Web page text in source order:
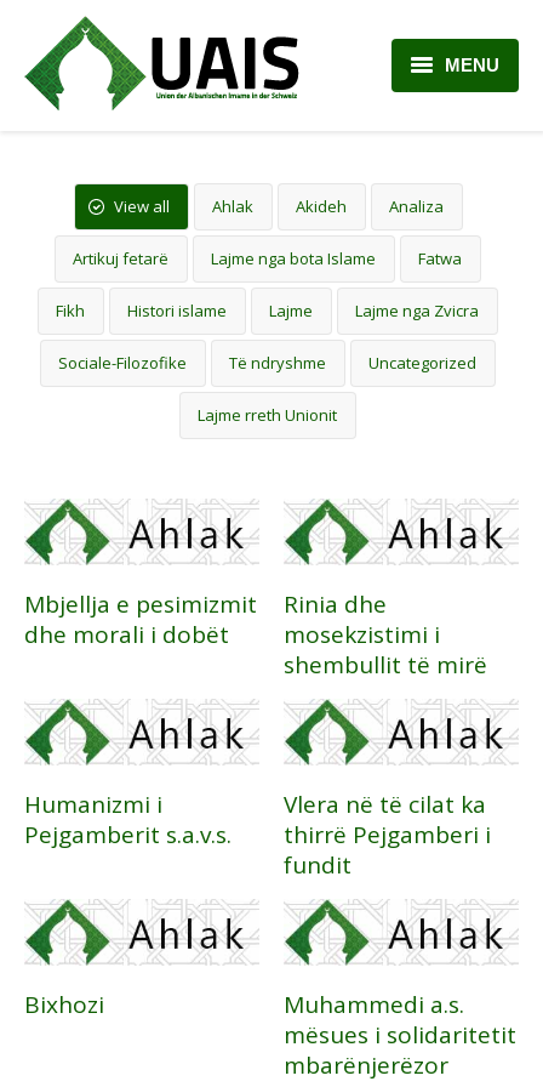
MENU
RRETH NESH
ARTIKUJ
PLANI MËSIMOR
KONTAKTI
View all Ahlak Akideh Analiza
Artikuj fetarë Lajme nga bota Islame Fatwa
Fikh Histori islame Lajme Lajme nga Zvicra
Sociale-Filozofike Të ndryshme Uncategorized
Lajme rreth Unionit
Mbjellja e pesimizmit
dhe morali i dobët
Rinia dhe
mosekzistimi i
shembullit të mirë
Humanizmi i
Pejgamberit s.a.v.s.
Vlera në të cilat ka
thirrë Pejgamberi i
fundit
Bixhozi
Muhammedi a.s.
mësues i solidaritetit
mbarënjerëzor